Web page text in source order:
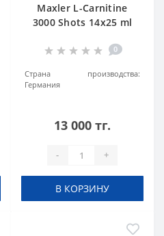
Maxler L-Carnitine
3000 Shots 14x25 ml
0
Страна производства:
Германия
13 000 тг.
- +
В КОРЗИНУ